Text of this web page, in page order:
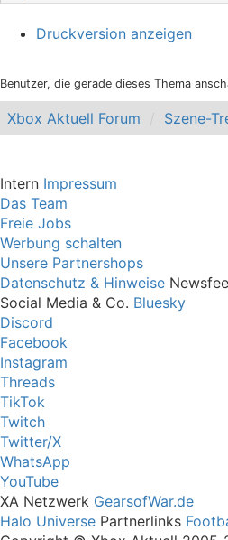
Druckversion anzeigen
Benutzer, die gerade dieses Thema
Xbox Aktuell Forum Szene-
Intern Impressum
Das Team
Freie Jobs
Werbung schalten
Unsere Partnershops
Datenschutz & Hinweise
Social Media & Co. Bluesky
Discord
Facebook
Instagram
Threads
TikTok
Twitch
Twitter/X
WhatsApp
YouTube
XA Netzwerk GearsofWar.de
Halo Universe Partnerlinks